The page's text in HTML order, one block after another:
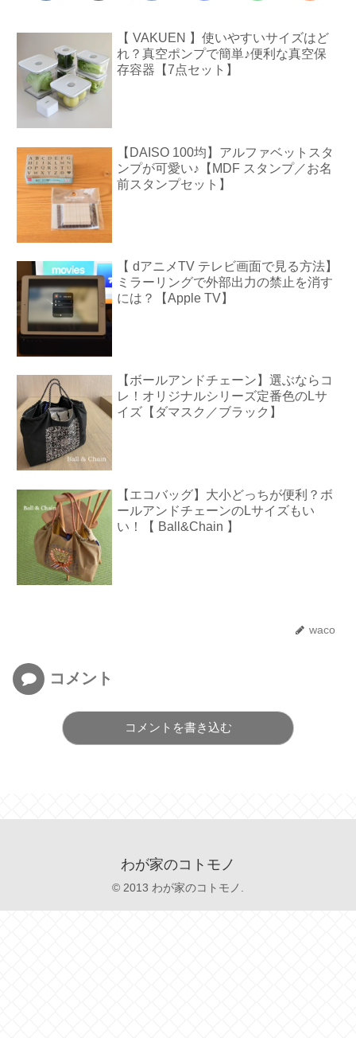
【 VAKUEN 】使いやすいサイズはど
れ？真空ポンプで簡単♪便利な真空保
存容器【7点セット】
【DAISO 100均】アルファベットスタ
ンプが可愛い♪【MDF スタンプ／お名
前スタンプセット】
【 dアニメTV テレビ画面で見る方法】
ミラーリングで外部出力の禁止を消す
には？【Apple TV】
【ボールアンドチェーン】選ぶならコ
レ！オリジナルシリーズ定番色のLサ
イズ【ダマスク／ブラック】
【エコバッグ】大小どっちが便利？ボ
ールアンドチェーンのLサイズもい
い！【 Ball&Chain 】
waco
コメント
コメントを書き込む
わが家のコトモノ
© 2013 わが家のコトモノ.